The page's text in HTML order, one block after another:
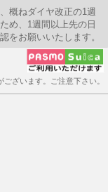
概ねダイヤ改正の1週
め、1週間以上先の日
をお願いいたします。
ざいます。ご注意下さい。